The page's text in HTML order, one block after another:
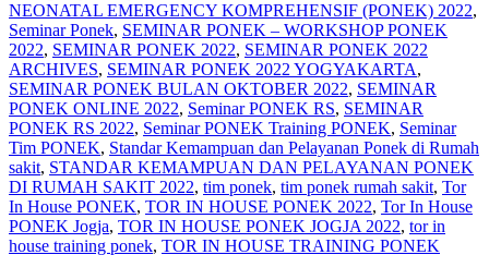
NEONATAL EMERGENCY KOMPREHENSIF (PONEK) 2022,
Seminar Ponek, SEMINAR PONEK – WORKSHOP PONEK
2022, SEMINAR PONEK 2022, SEMINAR PONEK 2022
ARCHIVES, SEMINAR PONEK 2022 YOGYAKARTA,
SEMINAR PONEK BULAN OKTOBER 2022, SEMINAR
PONEK ONLINE 2022, Seminar PONEK RS, SEMINAR
PONEK RS 2022, Seminar PONEK Training PONEK, Seminar
Tim PONEK, Standar Kemampuan dan Pelayanan Ponek di Rumah
sakit, STANDAR KEMAMPUAN DAN PELAYANAN PONEK
DI RUMAH SAKIT 2022, tim ponek, tim ponek rumah sakit, Tor
In House PONEK, TOR IN HOUSE PONEK 2022, Tor In House
PONEK Jogja, TOR IN HOUSE PONEK JOGJA 2022, tor in
house training ponek, TOR IN HOUSE TRAINING PONEK